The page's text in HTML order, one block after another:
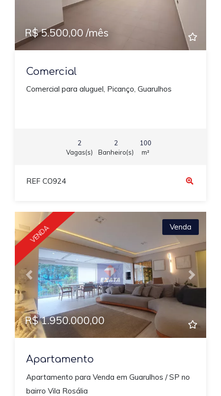
R$ 5.500,00 /mês
Comercial
Comercial para aluguel, Picanço, Guarulhos
2
Vagas(s)
2
Banheiro(s)
100
m²
REF CO924
Previous Next
VENDA Venda
R$ 1.950.000,00
Apartamento
Apartamento para Venda em Guarulhos / SP no
bairro Vila Rosália